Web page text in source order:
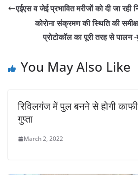
s
A
p
e
b
o
k
er l y
Li
n
एईएस व जेई प्रभावित मरीजों को दी जा
कोरोना संक्रमण की स्थिति की
प्रोटोकॉल का पूरी तरह से पालन
You May Also Like
रिविलगंज में पुल बनने से होगी
गुप्ता
March 2, 2022